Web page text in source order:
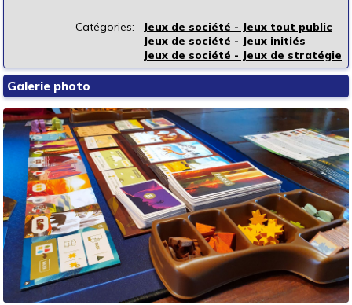
Catégories:
Jeux de société - Jeux tout public
Jeux de société - Jeux initiés
Jeux de société - Jeux de stratégie
Galerie photo